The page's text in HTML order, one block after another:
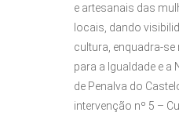
e artesanais das
locais, dando
cultura, enquadra-se
para a Igualdade e
de Penalva do
intervenção nº 5 –